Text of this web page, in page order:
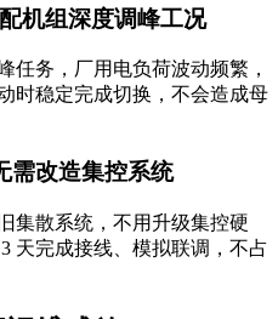
机组深度调峰工况
任务，厂用电负荷波动频繁，
时稳定完成切换，不会造成母
需改造集控系统
集散系统，不用升级集控硬
天完成接线、模拟联调，不占